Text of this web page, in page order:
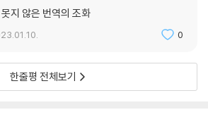
위대한 유산을 물려받았지만 그 무게를 걷어내고
글은 보다 다층적인 시각에서 작품 하나하나를
번역한 진은영 시인은 “사랑하는 아이에 대해 쓸
진정한 아름다움이라는 것을 많은 이들이 기억해
지 않은 번역의 조화
0
한줄평 전체보기